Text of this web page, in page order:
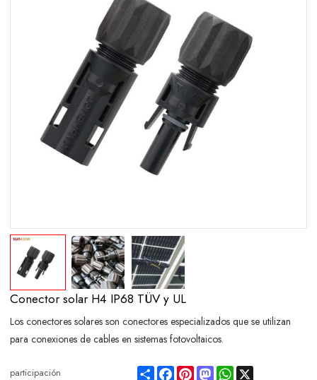
Conector solar H4 IP68 TÜV y UL
Los conectores solares son conectores especializados que se utilizan
para conexiones de cables en sistemas fotovoltaicos.
participación ShareFacebookPinterestMastodonWhatsApp